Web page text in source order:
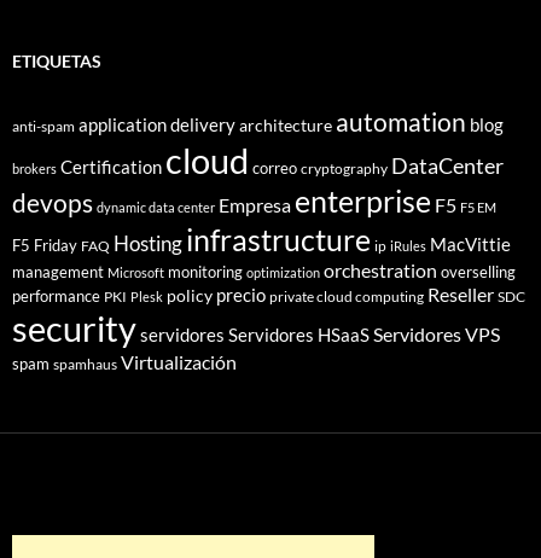
ETIQUETAS
anti-spam application deliveryarchitecture automation blog
brokers Certification cloud correo cryptography DataCenter
devops dynamic data center Empresa enterprise F5 F5 EM
F5 Friday FAQ Hostinginfrastructure ip iRules MacVittie
management Microsoft monitoring optimization orchestration overselling
performance PKI Plesk policy precio private cloud computing Reseller SDC
securityservidores Servidores HSaaSServidores VPS
spam spamhaus Virtualización